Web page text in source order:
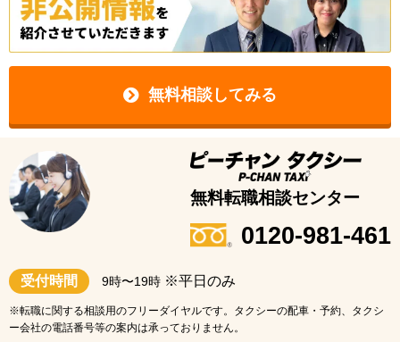
無料相談してみる
無料転職相談センター
受付時間 9時〜19時※平日のみ